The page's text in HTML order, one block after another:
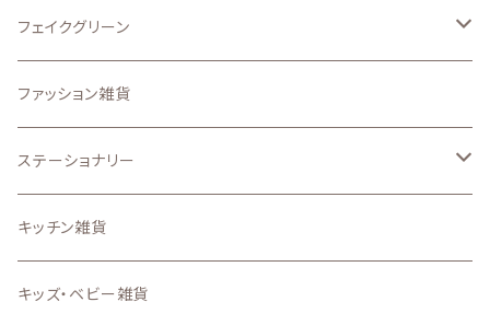
アイロンプリントシート
その他のオリジナル雑貨
うちの子グッズ
写真で作るうちの子グッズ
置物・オーナメント
.etcガーデン雑貨
壁面、ハンギング雑貨
マット、マルチカバー
置物・オブジェ
インテリア雑貨小物
壁掛け時計・照明
フェイクグリーン
ドライフラワー
ファッション雑貨
ステーショナリー
スタンプ
ステーショナリー雑貨
キッチン雑貨
キッズ・ベビー雑貨